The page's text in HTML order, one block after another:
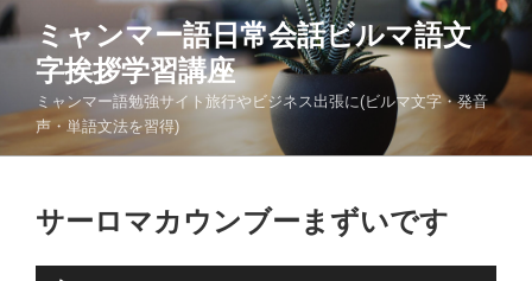
コ
ン
へ
ミャンマー語日常会話ビルマ語文
字挨拶学習講座
ミャンマー語勉強サイト旅行やビジネス出張に(ビルマ文字・発音
声・単語文法を習得)
サーロマカウンブーまずいです